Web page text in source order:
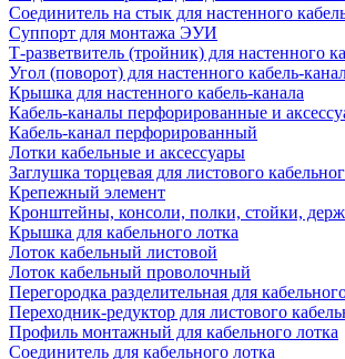
Соединитель на стык для настенного
Суппорт для монтажа ЭУИ
Т-разветвитель (тройник) для настенного
Угол (поворот) для настенного кабель-
Крышка для настенного кабель-канала
Кабель-каналы перфорированные и
Кабель-канал перфорированный
Лотки кабельные и аксессуары
Заглушка торцевая для листового
Крепежный элемент
Кронштейны, консоли, полки, стойки,
Крышка для кабельного лотка
Лоток кабельный листовой
Лоток кабельный проволочный
Перегородка разделительная для
Переходник-редуктор для листового
Профиль монтажный для кабельного лотка
Соединитель для кабельного лотка